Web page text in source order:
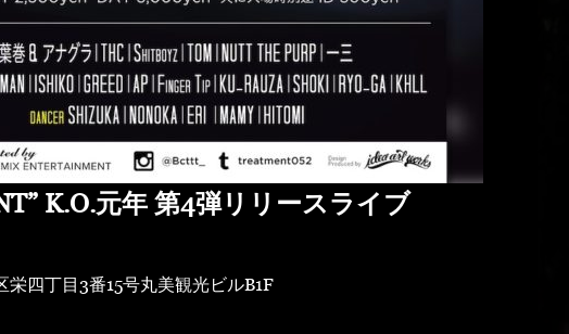
K.O.元年 第4弾リリースライブ
栄四丁目3番15号丸美観光ビルB1F